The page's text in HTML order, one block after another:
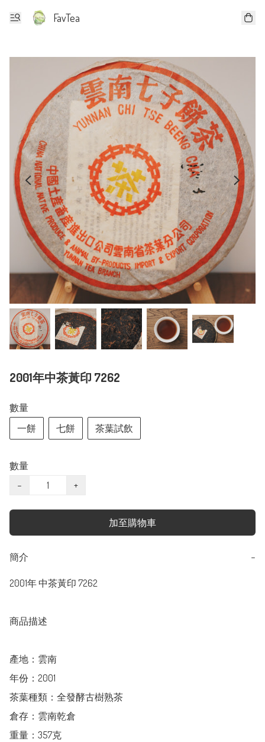
FavTea
2001年中茶黃印 7262
數量
一餅
七餅 茶葉試飲
數量
−
+
加至購物車
簡介 −
2001年 中茶黃印 7262
商品描述
產地：雲南
年份：2001
茶葉種類：全發酵古樹熟茶
倉存：雲南乾倉
重量：357克